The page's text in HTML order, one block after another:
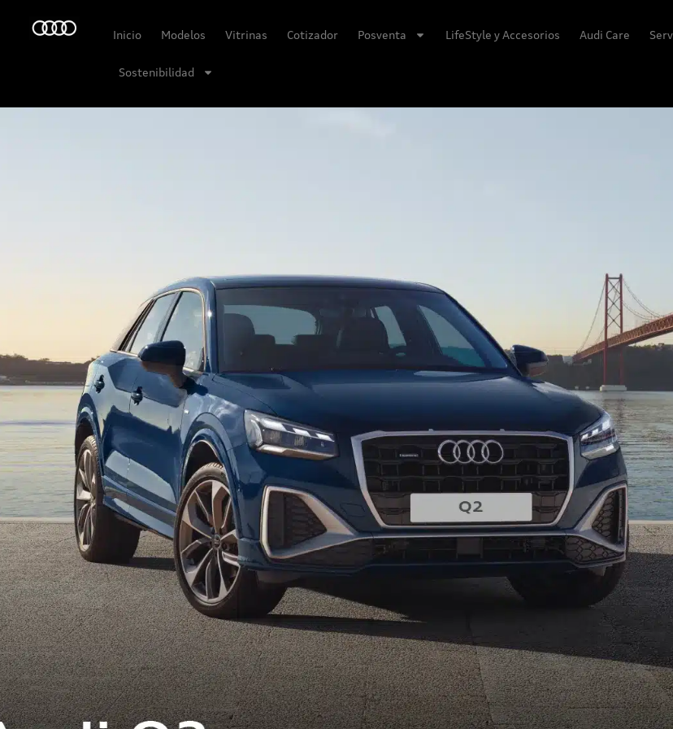
Inicio Modelos Vitrinas Cotizador Posventa LifeStyle y Accesorios Audi Care
Sostenibilidad